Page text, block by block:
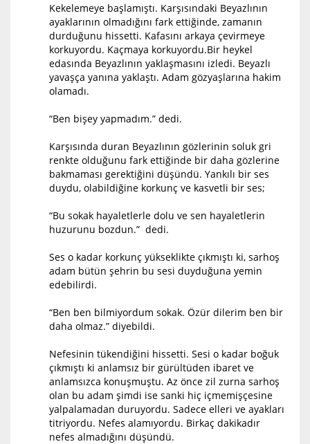
Kekelemeye başlamıştı. Karşısındaki Beyazlının
ayaklarının olmadığını fark ettiğinde, zamanın
durduğunu hissetti. Kafasını arkaya çevirmeye
korkuyordu. Kaçmaya korkuyordu.Bir heykel
edasında Beyazlının yaklaşmasını izledi. Beyazlı
yavaşça yanına yaklaştı. Adam gözyaşlarına hakim
olamadı.
“Ben bişey yapmadım.” dedi.
Karşısında duran Beyazlının gözlerinin soluk gri
renkte olduğunu fark ettiğinde bir daha gözlerine
bakmaması gerektiğini düşündü. Yankılı bir ses
duydu, olabildiğine korkunç ve kasvetli bir ses;
“Bu sokak hayaletlerle dolu ve sen hayaletlerin
huzurunu bozdun.” dedi.
Ses o kadar korkunç yükseklikte çıkmıştı ki, sarhoş
adam bütün şehrin bu sesi duyduğuna yemin
edebilirdi.
“Ben ben bilmiyordum sokak. Özür dilerim ben bir
daha olmaz.” diyebildi.
Nefesinin tükendiğini hissetti. Sesi o kadar boğuk
çıkmıştı ki anlamsız bir gürültüden ibaret ve
anlamsızca konuşmuştu. Az önce zil zurna sarhoş
olan bu adam şimdi ise sanki hiç içmemişçesine
yalpalamadan duruyordu. Sadece elleri ve ayakları
titriyordu. Nefes alamıyordu. Birkaç dakikadır
nefes almadığını düşündü.